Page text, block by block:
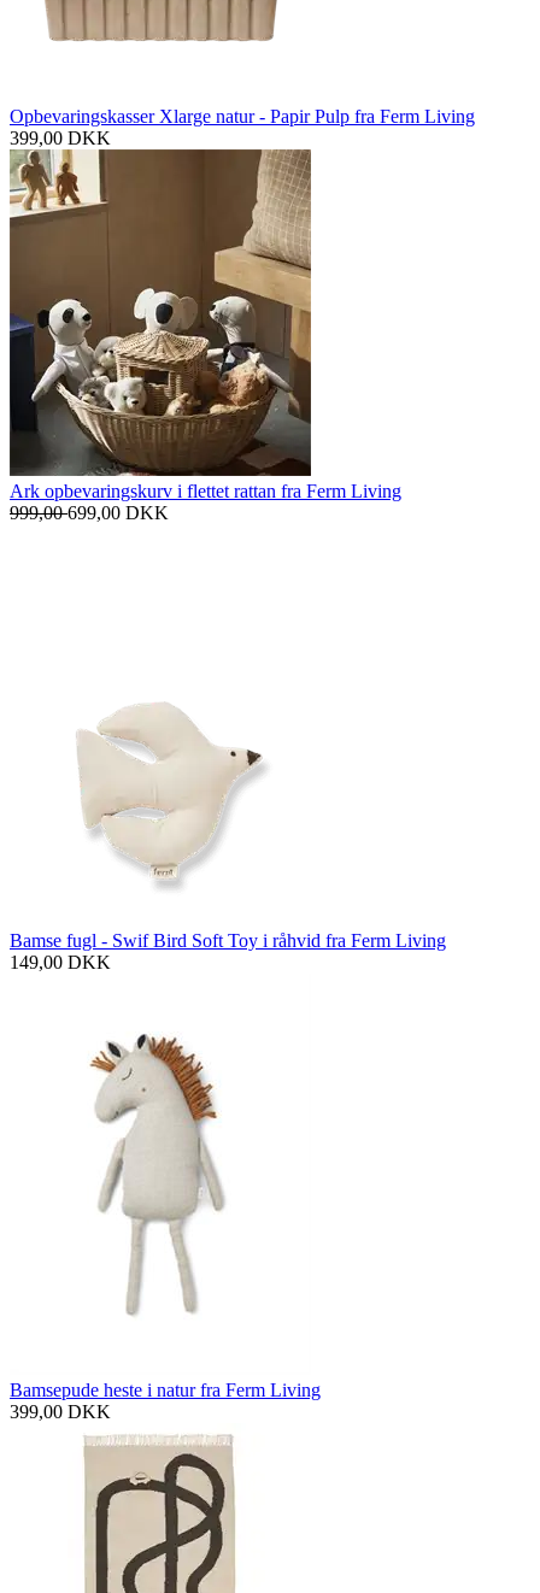
Opbevaringskasser Xlarge natur - Papir Pulp fra Ferm Living
399,00 DKK
Ark opbevaringskurv i flettet rattan fra Ferm Living
999,00699,00 DKK
Bamse fugl - Swif Bird Soft Toy i råhvid fra Ferm Living
149,00 DKK
Bamsepude heste i natur fra Ferm Living
399,00 DKK